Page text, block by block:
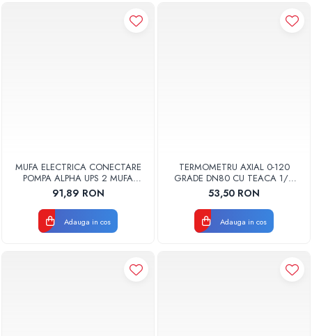
MUFA ELECTRICA CONECTARE
POMPA ALPHA UPS 2 MUFA
ELECTRICA GRUNDFOS
91,89 RON
Adauga in cos
TERMOMETRU AXIAL 0-120
GRADE DN80 CU TEACA 1/2
TB80-100 FIMET
53,50 RON
Adauga in cos